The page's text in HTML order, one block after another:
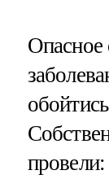
Опасное
провели: